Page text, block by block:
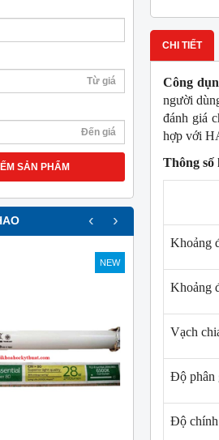
SẢN PHẨM
NEW
‹ ›
CHI TIẾT
Công
người
đánh giá
hợp với
Thông số
Khoảng
Khoảng
Vạch
Độ phân
Độ